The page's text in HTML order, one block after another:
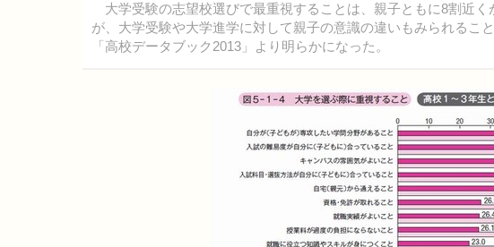
大学受験の志望校選びで最重視することは、親子ともに8割近
が、大学受験や大学進学に対して親子の意識の違いもみられるこ
「高校データブック2013」より明らかになった。